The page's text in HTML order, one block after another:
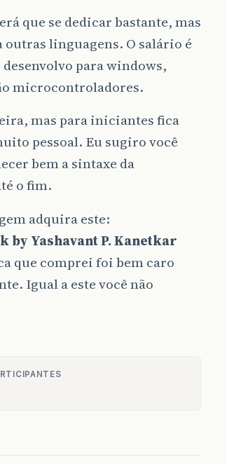
que se dedicar bastante, mas
outras linguagens. O salário é
para windows,
microcontroladores.
mas para iniciantes fica
pessoal. Eu sugiro você
bem a sintaxe da
o fim.
adquira este:
by Yashavant P. Kanetkar
que comprei foi bem caro
Igual a este você não